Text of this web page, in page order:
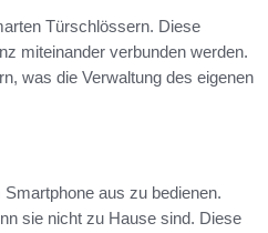
Türschlössern. Diese
miteinander verbunden werden.
was die Verwaltung des eigenen
aus zu bedienen.
sie nicht zu Hause sind. Diese